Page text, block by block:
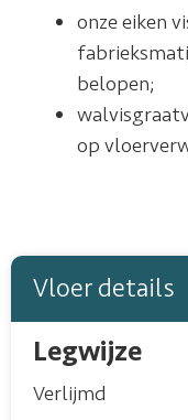
onze eiken
belopen;
op
Vloer details
Legwijze
Verlijmd